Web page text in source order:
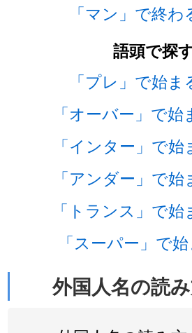
「マン」で終わ
語頭で探
「プレ」で始ま
「オーバー」で始
「インター」で始
「アンダー」で始
「トランス」で始
「スーパー」で
外国人名の読